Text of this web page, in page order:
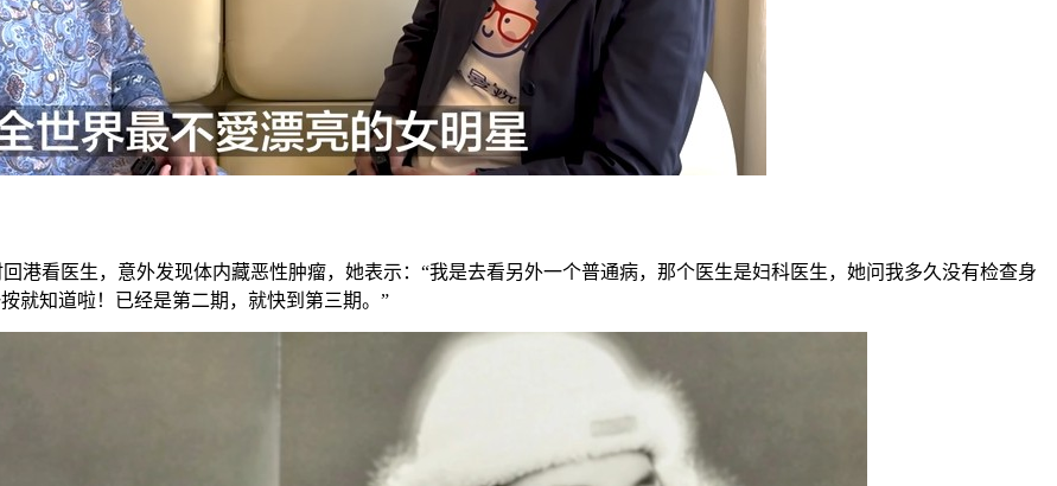
港看医生，意外发现体内藏恶性肿瘤，她表示：“我是去看另外一个普通病，那个医生是妇科医生，她问我多久没有检查身
就知道啦！已经是第二期，就快到第三期。”